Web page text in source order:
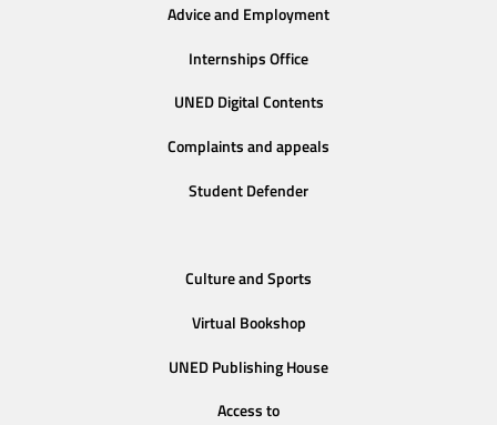
Advice and Employment
Internships Office
UNED Digital Contents
Complaints and appeals
Student Defender
Culture and Sports
Virtual Bookshop
UNED Publishing House
Access to